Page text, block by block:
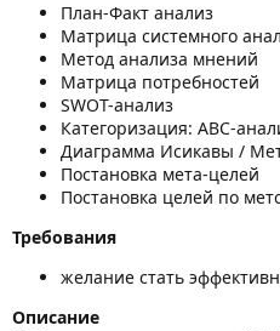
План-Факт анализ
Матрица системного
Метод анализа мнений
Матрица потребностей
SWOT-анализ
Категоризация: ABC-
Диаграмма Исикавы /
Постановка мета-целей
Постановка целей по
Требования
желание стать
Описание